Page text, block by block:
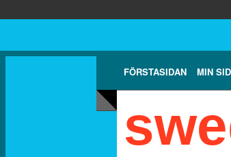
FÖRSTASIDAN MIN